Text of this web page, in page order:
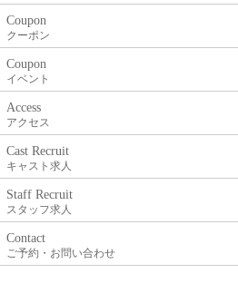
Coupon
クーポン
Coupon
イベント
Access
アクセス
Cast Recruit
キャスト求人
Staff Recruit
スタッフ求人
Contact
ご予約・お問い合わせ